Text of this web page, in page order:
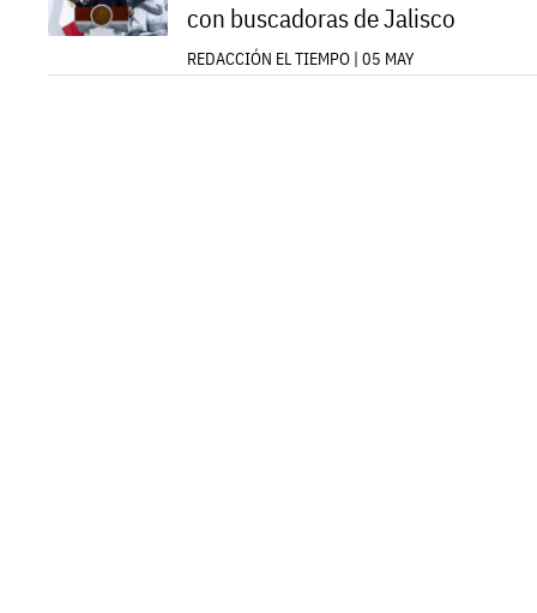
con buscadoras de Jalisco
REDACCIÓN EL TIEMPO | 05 MAY